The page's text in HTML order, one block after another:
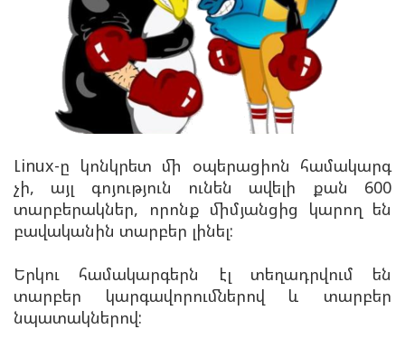
Լinux-ը կոնկրետ մի օպերացիոն համակարգ
չի, այլ գոյություն ունեն ավելի քան 600
տարբերակներ, որոնք միմյանցից կարող են
բավականին տարբեր լինել:
Երկու համակարգերն էլ տեղադրվում են
տարբեր կարգավորումներով և տարբեր
նպատակներով: